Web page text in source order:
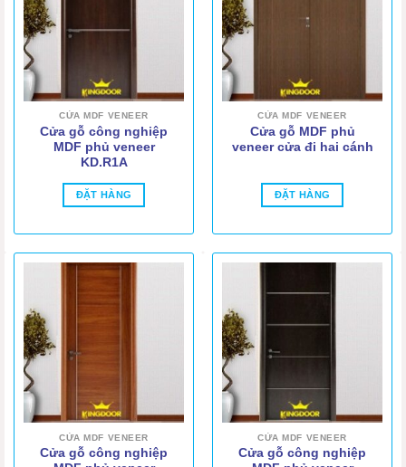
CỬA MDF VENEER
Cửa gỗ công nghiệp
MDF phủ veneer
KD.R1A
ĐẶT HÀNG
CỬA MDF VENEER
Cửa gỗ MDF phủ
veneer cửa đi hai cánh
ĐẶT HÀNG
CỬA MDF VENEER
Cửa gỗ công nghiệp
CỬA MDF VENEER
Cửa gỗ công nghiệp